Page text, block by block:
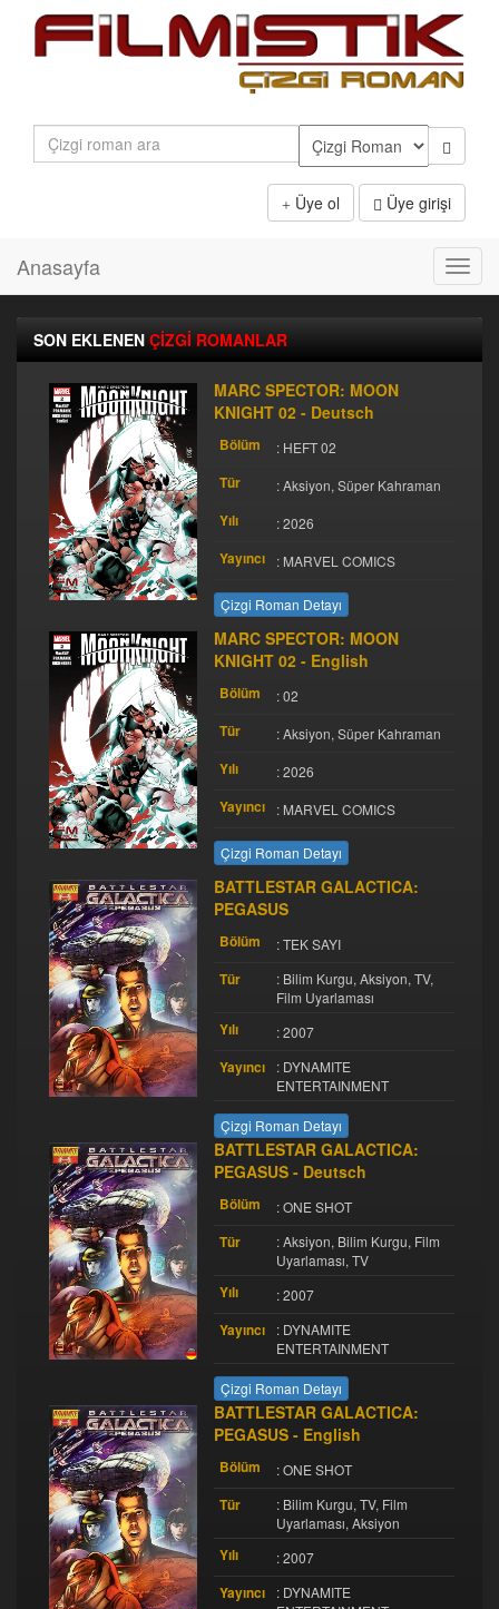
Üye ol Üye girişi
Anasayfa
SON EKLENEN ÇİZGİ ROMANLAR
MARC SPECTOR: MOON
KNIGHT 02 - Deutsch
Bölüm : HEFT 02
Tür : Aksiyon, Süper Kahraman
Yılı : 2026
Yayıncı : MARVEL COMICS
Çizgi Roman Detayı
MARC SPECTOR: MOON
KNIGHT 02 - English
Bölüm : 02
Tür : Aksiyon, Süper Kahraman
Yılı : 2026
Yayıncı : MARVEL COMICS
Çizgi Roman Detayı
BATTLESTAR GALACTICA:
PEGASUS
Bölüm : TEK SAYI
Tür
: Bilim Kurgu, Aksiyon, TV,
Film Uyarlaması
Yılı : 2007
Yayıncı
: DYNAMITE
ENTERTAINMENT
Çizgi Roman Detayı
BATTLESTAR GALACTICA:
PEGASUS - Deutsch
Bölüm : ONE SHOT
Tür
: Aksiyon, Bilim Kurgu, Film
Uyarlaması, TV
Yılı : 2007
Yayıncı
: DYNAMITE
ENTERTAINMENT
Çizgi Roman Detayı
BATTLESTAR GALACTICA:
PEGASUS - English
Bölüm : ONE SHOT
Tür
: Bilim Kurgu, TV, Film
Uyarlaması, Aksiyon
Yılı : 2007
Yayıncı
: DYNAMITE